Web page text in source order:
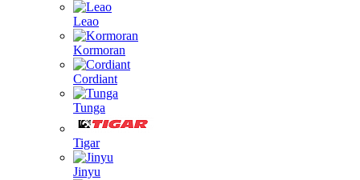
Leao
Kormoran
Cordiant
Tunga
Tigar
Jinyu